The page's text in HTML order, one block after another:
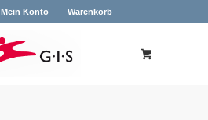
Mein Konto Warenkorb